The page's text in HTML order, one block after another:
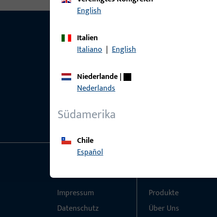
English
Italien
Italiano | English
Niederlande|
Nederlands
Südamerika
Chile
Español
Impressum
Datenschutz
Produkte
Über Uns